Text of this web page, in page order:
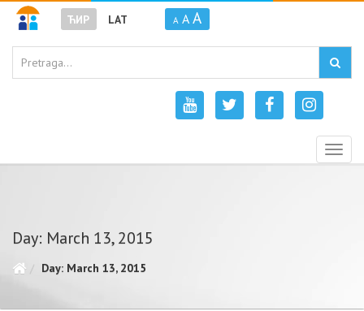
ЋИР LAT A A A
Day: March 13, 2015
Day: March 13, 2015